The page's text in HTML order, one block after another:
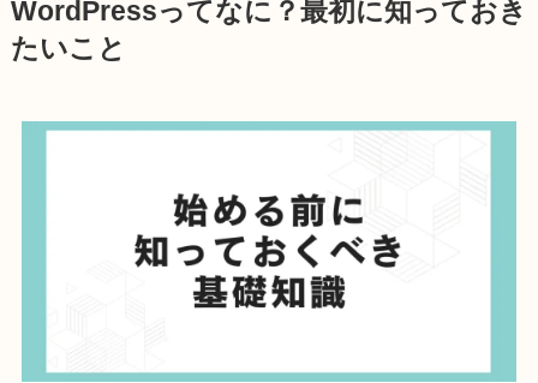
WordPressってなに？最初に知っておき
たいこと